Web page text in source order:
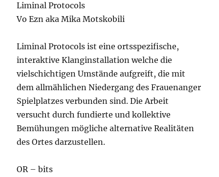
Liminal Protocols
Vo Ezn aka Mika Motskobili
Liminal Protocols ist eine ortsspezifische,
interaktive Klanginstallation welche die
vielschichtigen Umstände aufgreift, die mit
dem allmählichen Niedergang des Frauenanger
Spielplatzes verbunden sind. Die Arbeit
versucht durch fundierte und kollektive
Bemühungen mögliche alternative Realitäten
des Ortes darzustellen.
OR – bits